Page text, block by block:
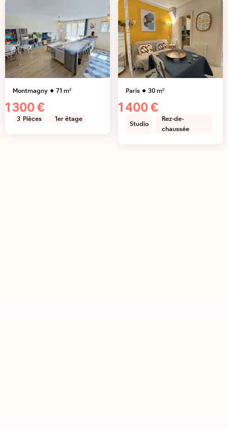
Montmagny 71 m²
1 300 €
3 Pièces 1er étage
Paris 30m²
1 400 €
Studio
Rez-de-
chaussée